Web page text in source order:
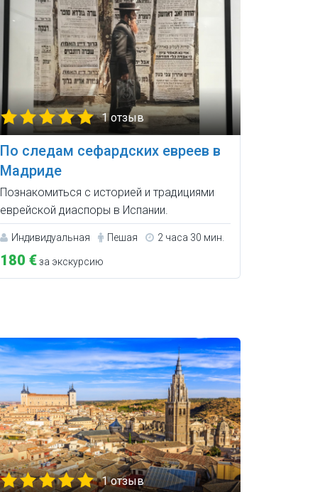
1 отзыв
По следам сефардских евреев в
Мадриде
Познакомиться с историей и традициями
еврейской диаспоры в Испании.
Индивидуальная Пешая 2 часа 30 мин.
180 €за экскурсию
1 отзыв